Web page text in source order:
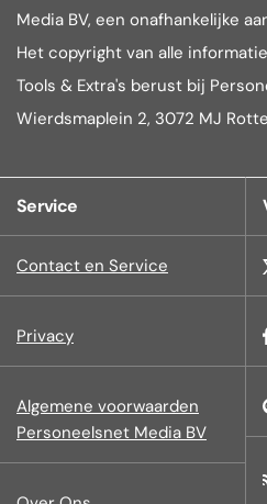
Media BV, een onafhankelijke
Het copyright van alle
Tools & Extra's berust bij
Wierdsmaplein 2, 3072 MJ
Service
Contact en Service
Privacy
Algemene voorwaarden
Personeelsnet Media BV